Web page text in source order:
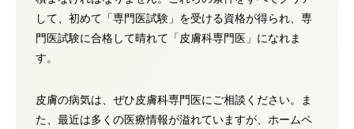
して、初めて「専門医試験」を受ける資格が得られ、専
門医試験に合格して晴れて「皮膚科専門医」になれま
す。
皮膚の病気は、ぜひ皮膚科専門医にご相談ください。ま
た、最近は多くの医療情報が溢れていますが、ホームペ